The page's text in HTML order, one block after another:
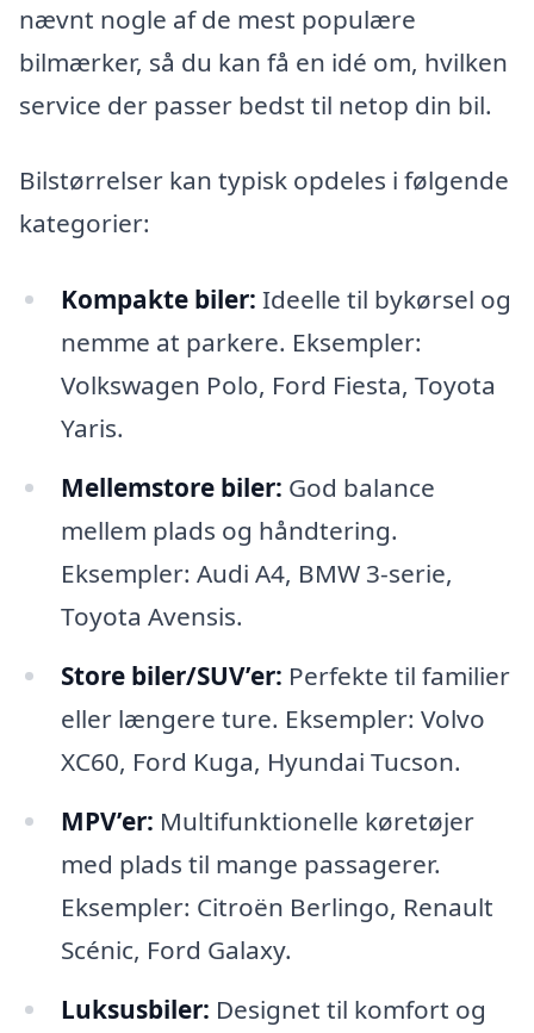
nævnt nogle af de mest populære
bilmærker, så du kan få en idé om, hvilken
service der passer bedst til netop din bil.
Bilstørrelser kan typisk opdeles i følgende
kategorier:
Kompakte biler: Ideelle til bykørsel og
nemme at parkere. Eksempler:
Volkswagen Polo, Ford Fiesta, Toyota
Yaris.
Mellemstore biler: God balance
mellem plads og håndtering.
Eksempler: Audi A4, BMW 3-serie,
Toyota Avensis.
Store biler/SUV’er: Perfekte til familier
eller længere ture. Eksempler: Volvo
XC60, Ford Kuga, Hyundai Tucson.
MPV’er: Multifunktionelle køretøjer
med plads til mange passagerer.
Eksempler: Citroën Berlingo, Renault
Scénic, Ford Galaxy.
Luksusbiler: Designet til komfort og